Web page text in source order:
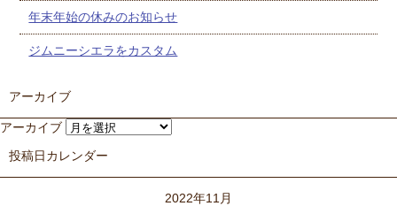
年末年始の休みのお知らせ
ジムニーシエラをカスタム
アーカイブ
アーカイブ
投稿日カレンダー
2022年11月